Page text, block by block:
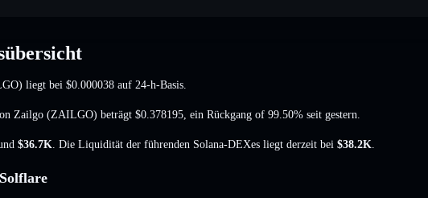
liegt bei $0.000038 auf 24-h-Basis.
Zailgo (ZAILGO) beträgt $0.378195 ein Rückgang of 99.50% seit gestern.
$36.7K . Die Liquidität der führenden Solana-DEXes liegt derzeit bei $38.2K